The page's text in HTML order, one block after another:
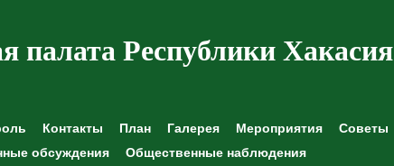
палата Республики Хакасия
Контакты План Галерея Мероприятия Советы
обсуждения Общественные наблюдения